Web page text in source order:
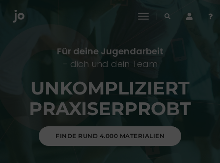
toggle
Für deine Jugendarbeit
– dich und dein Team
UNKOMPLIZIERT
PRAXISERPROBT
FINDE RUND 4.000 MATERIALIEN